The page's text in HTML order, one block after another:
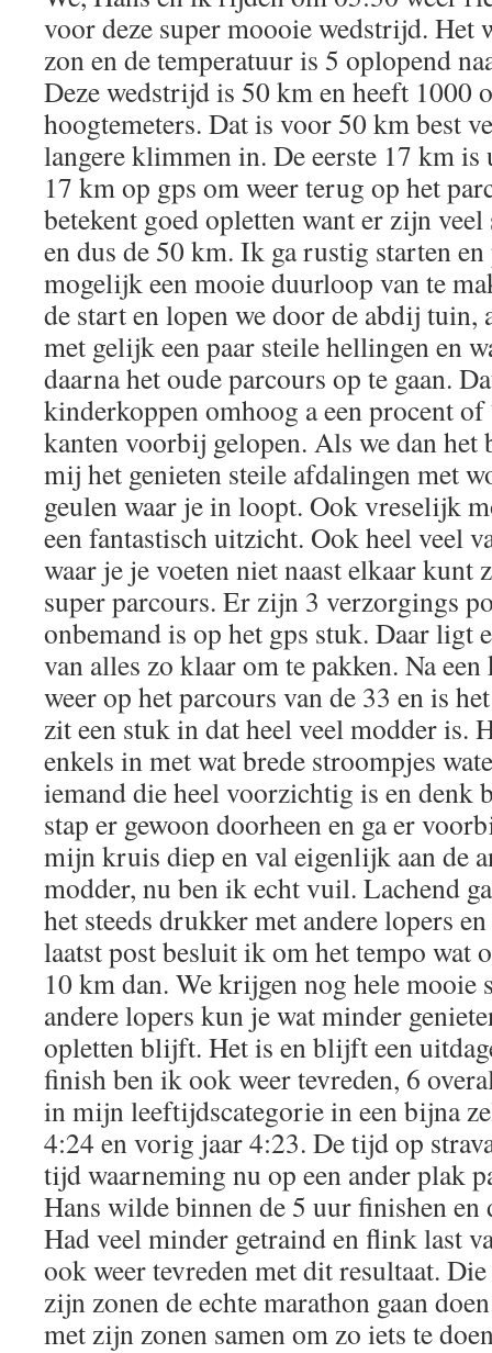
voor deze super moooie wedstrijd. Het
zon en de temperatuur is 5 oplopend
Deze wedstrijd is 50 km en heeft 1000
hoogtemeters. Dat is voor 50 km best
langere klimmen in. De eerste 17 km is
17 km op gps om weer terug op het
betekent goed opletten want er zijn
en dus de 50 km. Ik ga rustig starten
mogelijk een mooie duurloop van te
de start en lopen we door de abdij tuin,
met gelijk een paar steile hellingen en
daarna het oude parcours op te gaan.
kinderkoppen omhoog a een procent
kanten voorbij gelopen. Als we dan het
mij het genieten steile afdalingen met
geulen waar je in loopt. Ook vreselijk
een fantastisch uitzicht. Ook heel veel
waar je je voeten niet naast elkaar kunt
super parcours. Er zijn 3 verzorgings
onbemand is op het gps stuk. Daar ligt
van alles zo klaar om te pakken. Na
weer op het parcours van de 33 en is
zit een stuk in dat heel veel modder is.
enkels in met wat brede stroompjes
iemand die heel voorzichtig is en denk
stap er gewoon doorheen en ga er
mijn kruis diep en val eigenlijk aan de
modder, nu ben ik echt vuil. Lachend
het steeds drukker met andere lopers
laatst post besluit ik om het tempo wat
10 km dan. We krijgen nog hele mooie
andere lopers kun je wat minder
opletten blijft. Het is en blijft een
finish ben ik ook weer tevreden, 6
in mijn leeftijdscategorie in een bijna
4:24 en vorig jaar 4:23. De tijd op
tijd waarneming nu op een ander plak
Hans wilde binnen de 5 uur finishen
Had veel minder getraind en flink last
ook weer tevreden met dit resultaat.
zijn zonen de echte marathon gaan
met zijn zonen samen om zo iets te